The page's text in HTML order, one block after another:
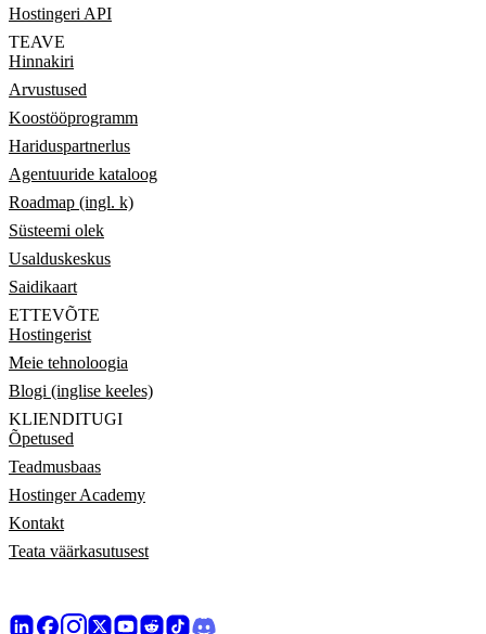
Hostingeri API
TEAVE
Hinnakiri
Arvustused
Koostööprogramm
Hariduspartnerlus
Agentuuride kataloog
Roadmap (ingl. k)
Süsteemi olek
Usalduskeskus
Saidikaart
ETTEVÕTE
Hostingerist
Meie tehnoloogia
Blogi (inglise keeles)
KLIENDITUGI
Õpetused
Teadmusbaas
Hostinger Academy
Kontakt
Teata väärkasutusest